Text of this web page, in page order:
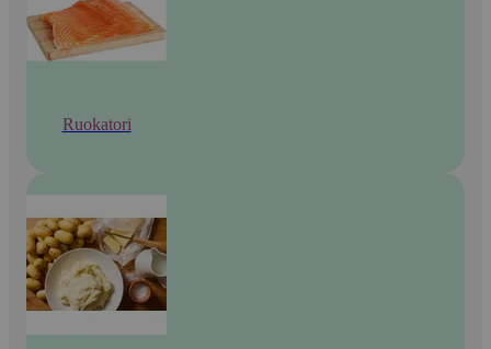
Ruokatori